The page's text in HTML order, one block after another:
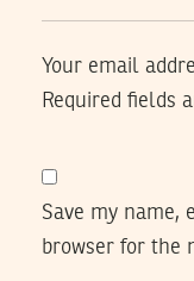
Your email
Required fields
Save my name,
browser for the